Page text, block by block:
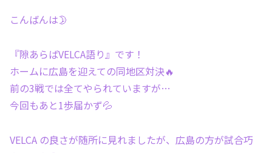
こんばんは🌛
『隙あらばVELCA語り』です！
ホームに広島を迎えての同地区対決🔥
前の3戦では全てやられていますが…
今回もあと1歩届かず💦
VELCA の良さが随所に見れましたが、広島の方が試合巧